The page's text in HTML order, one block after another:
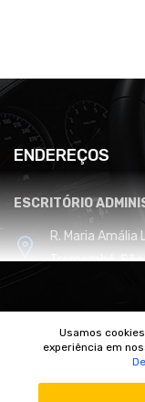
ENDEREÇOS
ESCRITÓRIO
R. Maria
Tremembé,
CENTRO DE
Cabreúva / SP
© 2010/2025
Usamos
experiência em